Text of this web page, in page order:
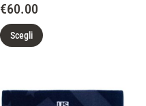
€60.00
Scegli